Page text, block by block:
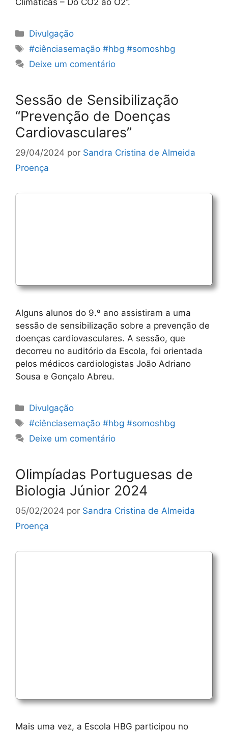
Categorias
Divulgação
Etiquetas
#ciênciasemação #hbg #somoshbg
Deixe um comentário
Sessão de Sensibilização
“Prevenção de Doenças
Cardiovasculares”
29/04/2024 por Sandra Cristina de Almeida
Proença
Alguns alunos do 9.º ano assistiram a uma
sessão de sensibilização sobre a prevenção de
doenças cardiovasculares. A sessão, que
decorreu no auditório da Escola, foi orientada
pelos médicos cardiologistas João Adriano
Sousa e Gonçalo Abreu.
Categorias
Divulgação
Etiquetas
#ciênciasemação #hbg #somoshbg
Deixe um comentário
Olimpíadas Portuguesas de
Biologia Júnior 2024
05/02/2024 por Sandra Cristina de Almeida
Proença
Mais uma vez, a Escola HBG participou no